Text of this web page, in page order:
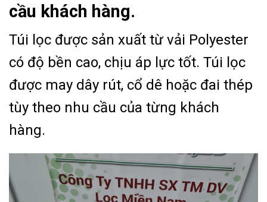
cầu khách hàng.
Túi lọc được sản xuất từ vải Polyester
có độ bền cao, chịu áp lực tốt. Túi lọc
được may dây rút, cổ dê hoặc đai thép
tùy theo nhu cầu của từng khách
hàng.